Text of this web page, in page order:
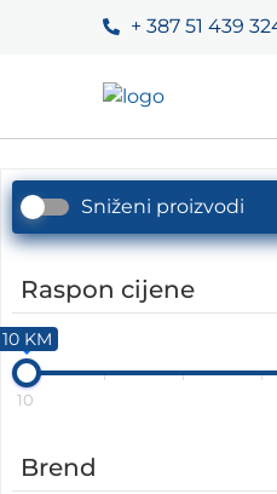
+ 387 51 439
Sniženi proizvodi
Raspon cijene
10 KM
10
Brend